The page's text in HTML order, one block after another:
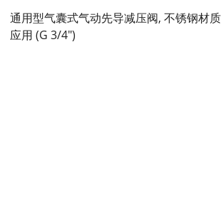
通用型气囊式气动先导减压阀, 不锈钢材
应用 (G 3/4")